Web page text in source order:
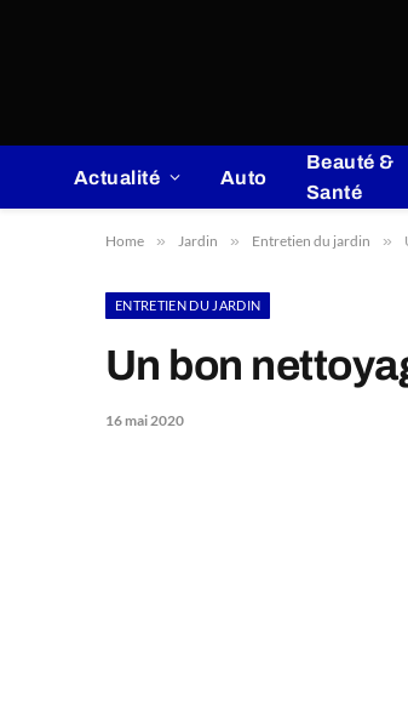
Actualité Auto
Beauté &
Santé
Home » Jardin » Entretien du jardin »
ENTRETIEN DU JARDIN
Un bon
16 mai 2020